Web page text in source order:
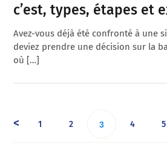
c’est, types, étapes et
Avez-vous déjà été confronté à une
deviez prendre une décision sur la
où […]
< 1 2 3 4 5